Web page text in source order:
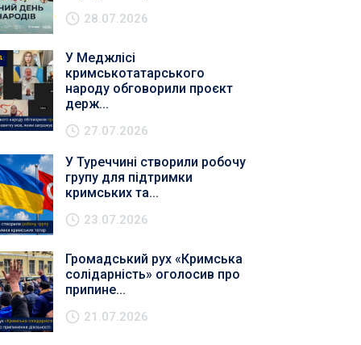
28.07.2026
У Меджлісі
кримськотатарського
народу обговорили проєкт
держ...
27.07.2026
У Туреччині створили робочу
групу для підтримки
кримських та...
23.07.2026
Громадський рух «Кримська
солідарність» оголосив про
припине...
21.07.2026